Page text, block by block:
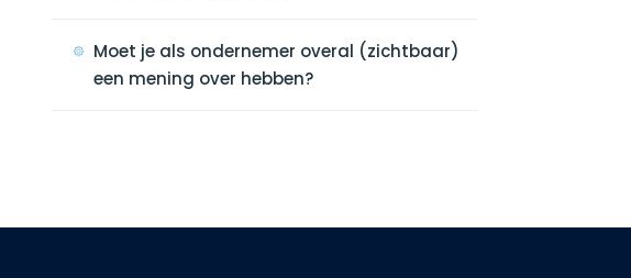
Moet je als ondernemer overal (zichtbaar)
een mening over hebben?